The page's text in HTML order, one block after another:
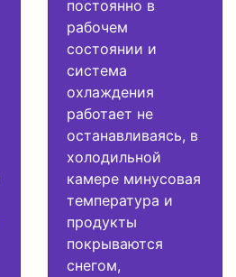
постоянно в
рабочем
состоянии и
система
охлаждения
работает не
останавливаясь, в
холодильной
камере минусовая
температура и
продукты
покрываются
снегом,